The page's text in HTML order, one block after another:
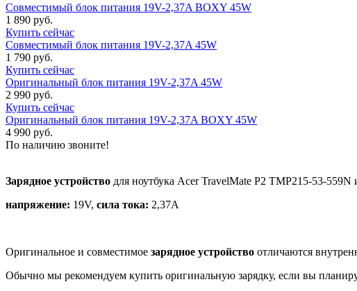
Совместимый блок питания 19V-2,37A BOXY 45W
1 890 руб.
Купить сейчас
Совместимый блок питания 19V-2,37A 45W
1 790 руб.
Купить сейчас
Оригинальный блок питания 19V-2,37A 45W
2 990 руб.
Купить сейчас
Оригинальный блок питания 19V-2,37A BOXY 45W
4 990 руб.
По наличию звоните!
Зарядное устройство для ноутбука Acer TravelMate P2 TMP215-53-
напряжение: 19V, сила тока: 2,37A
Оригинальное и совместимое зарядное устройство отличаются
Обычно мы рекомендуем купить оригинальную зарядку, если вы